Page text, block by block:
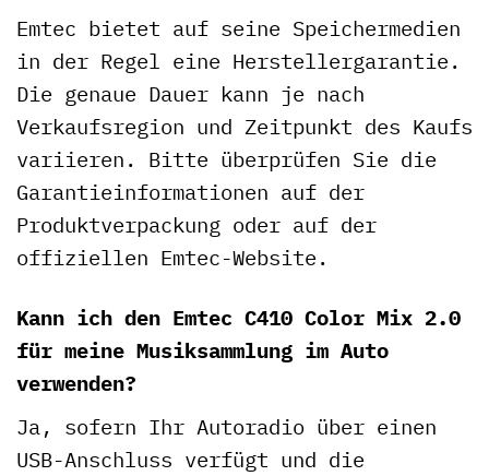
Emtec bietet auf seine Speichermedien
in der Regel eine Herstellergarantie.
Die genaue Dauer kann je nach
Verkaufsregion und Zeitpunkt des Kaufs
variieren. Bitte überprüfen Sie die
Garantieinformationen auf der
Produktverpackung oder auf der
offiziellen Emtec-Website.
Kann ich den Emtec C410 Color Mix 2.0
für meine Musiksammlung im Auto
verwenden?
Ja, sofern Ihr Autoradio über einen
USB-Anschluss verfügt und die